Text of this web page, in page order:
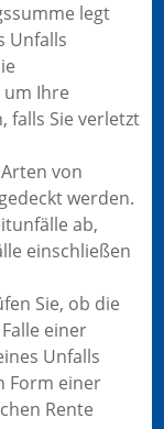
legt
Unfalls
Ihre
falls Sie verletzt
von
werden.
ab,
einschließen
Sie, ob die
einer
Unfalls
Form einer
Rente